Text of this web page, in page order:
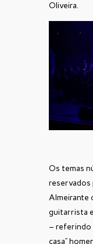
Oliveira.
Os temas
reservados
Almeirante
guitarrista
– referindo
casa”